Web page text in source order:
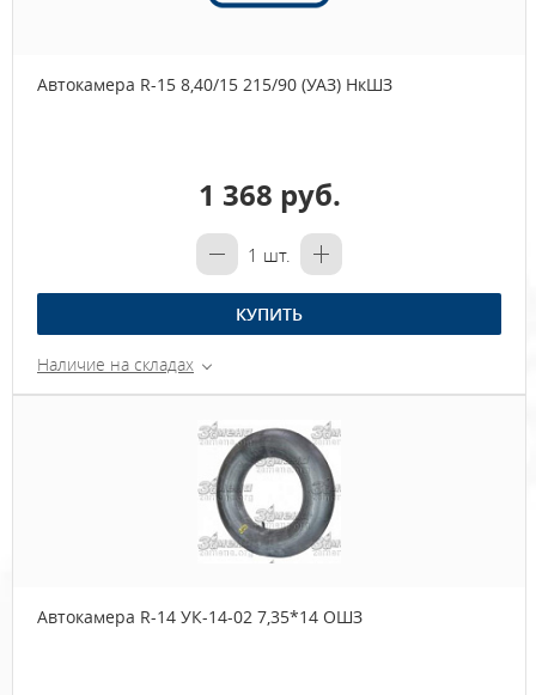
Автокамера R-15 8,40/15 215/90 (УАЗ) НкШЗ
1 368 руб.
1 шт.
КУПИТЬ
Наличие на складах
Автокамера R-14 УК-14-02 7,35*14 ОШЗ